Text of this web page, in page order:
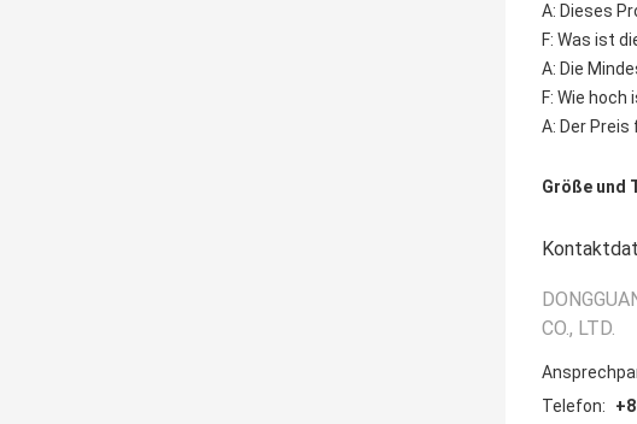
A: Dieses
F: Was ist
A: Die
F: Wie
A: Der
Größe und
CO., LTD.
Telefon: